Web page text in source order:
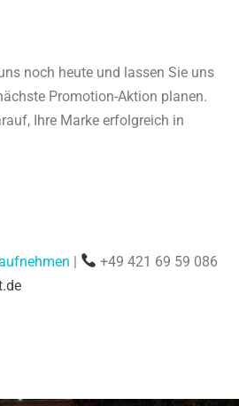
noch heute und lassen Sie uns
Promotion-Aktion planen.
Ihre Marke erfolgreich in
|
+49 421 69 59 086